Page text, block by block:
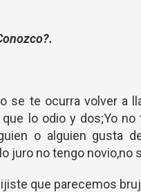
se te ocurra volver a
lo odio y dos;Yo
o alguien gusta
juro no tengo novio,no
que parecemos